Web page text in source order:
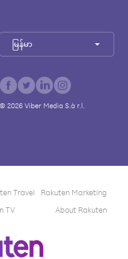
မြန်မာ
© 2026Viber Media S.à r.l.
Travel
Rakuten Marketing
TV About Rakuten